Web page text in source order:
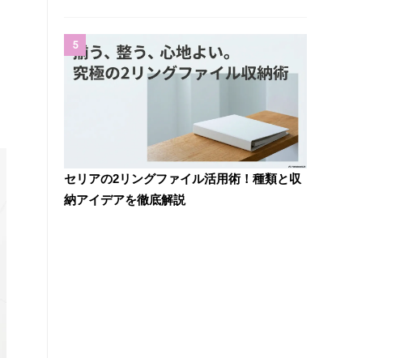
5
セリアの2リングファイル活用術！種類と収
納アイデアを徹底解説